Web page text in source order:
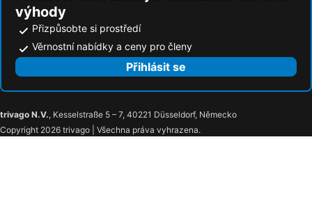
výhody
Přizpůsobte si prostředí
Věrnostní nabídky a ceny pro členy
Přihlásit se
trivago N.V., Kesselstraße 5 – 7, 40221 Düsseldorf, Německo
Copyright 2026 trivago | Všechna práva vyhrazena.